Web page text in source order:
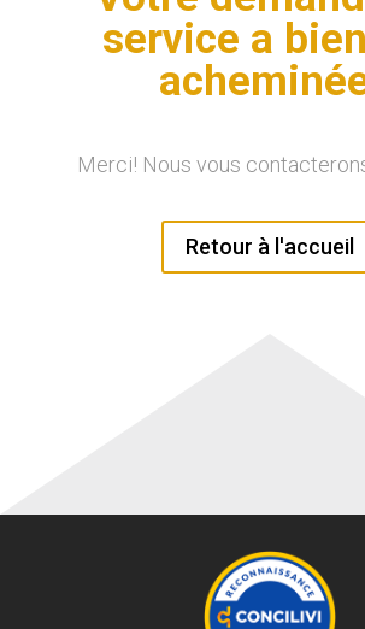
service a
Merci! Nous vous
Retour à l'accueil